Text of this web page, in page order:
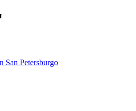
San Petersburgo